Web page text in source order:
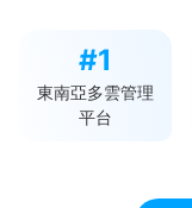
#1
東南亞多雲管理
平台